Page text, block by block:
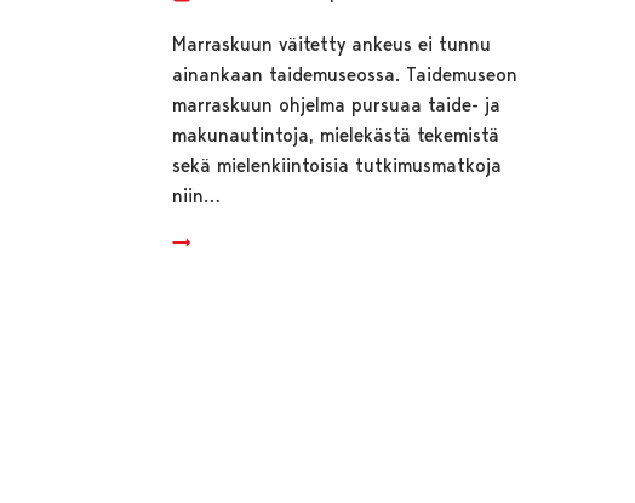
Marraskuun väitetty ankeus ei tunnu
ainankaan taidemuseossa. Taidemuseon
marraskuun ohjelma pursuaa taide- ja
makunautintoja, mielekästä tekemistä
sekä mielenkiintoisia tutkimusmatkoja
niin…